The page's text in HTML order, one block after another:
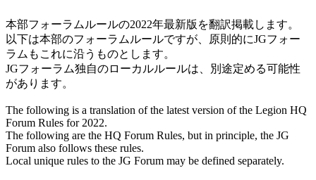
本部フォーラムルールの2022年最新版を翻訳掲載します。
以下は本部のフォーラムルールですが、原則的にJGフォー
ラムもこれに沿うものとします。
JGフォーラム独自のローカルルールは、別途定める可能性
があります。
The following is a translation of the latest version of the Legion HQ
Forum Rules for 2022.
The following are the HQ Forum Rules, but in principle, the JG
Forum also follows these rules.
Local unique rules to the JG Forum may be defined separately.